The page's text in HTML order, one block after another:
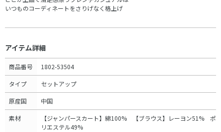
いつものコーディネートをさりげなく格上げ
アイテム詳細
商品番号 1802-53504
タイプ セットアップ
原産国 中国
素材
【ジャンパースカート】綿100% 【ブラウス】レーヨン51% ポ
リエステル49%